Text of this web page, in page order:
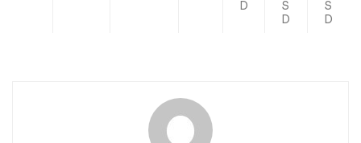
D
S
D
S
D